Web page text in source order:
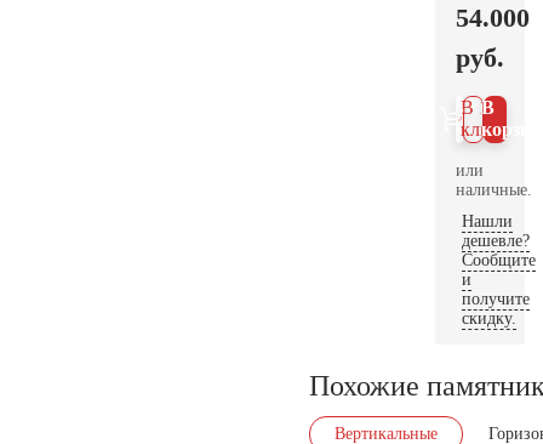
54.000
руб.
В
В 1
клик
или
наличные.
Нашли
дешевле?
Сообщите
и
получите
скидку.
Похожие
Вертикальные